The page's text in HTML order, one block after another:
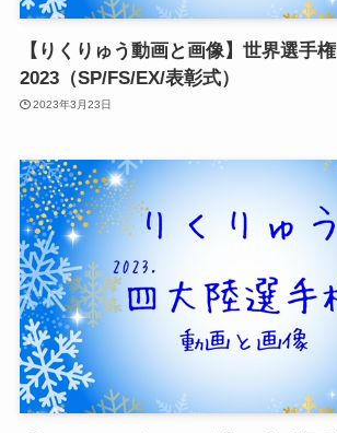
【りくりゅう動画と画像】世界選手権
2023（SP/FS/EX/表彰式）
2023年3月23日